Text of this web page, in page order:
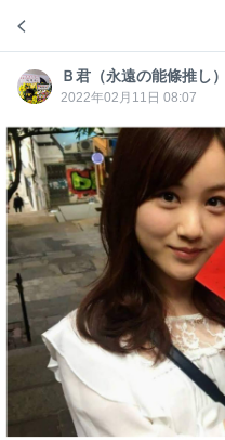
Ｂ君
（永遠
推し）
Ｂ君（永遠の能條推し）
2022年02月11日 08:07
こちら乃ギ坂
の能條
推し）
おはようございます